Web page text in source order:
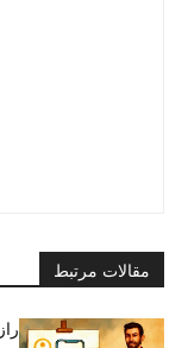
مقالات مرتبط